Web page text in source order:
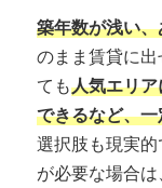
築年数が浅い
のまま賃貸に
ても人気エリ
できるなど、
選択肢も現実
が必要な場合